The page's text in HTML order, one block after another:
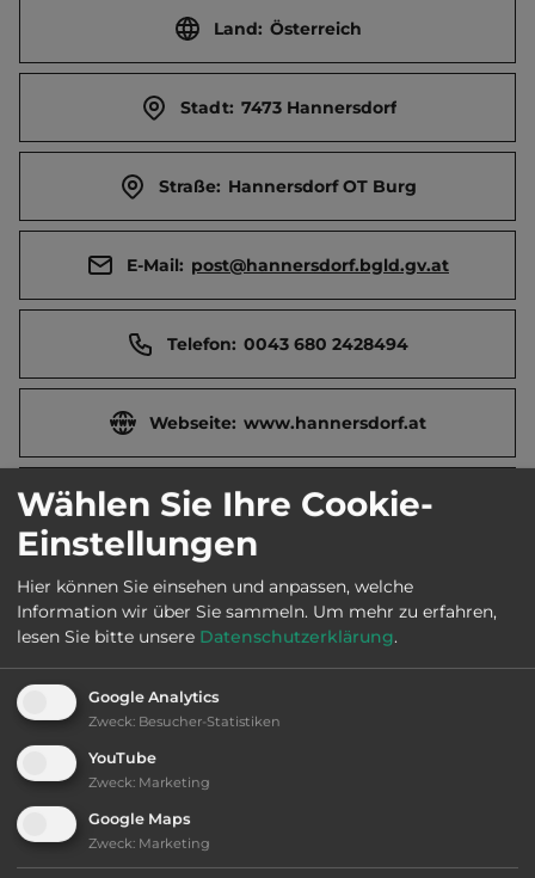
Land: Österreich
Stadt: 7473 Hannersdorf
Straße: Hannersdorf OT Burg
E-Mail: post@hannersdorf.bgld.gv.at
Telefon: 0043 680 2428494
Webseite: www.hannersdorf.at
Fläche: 10.000m2
Öffnungszeiten: Mai bis Sept.
Ausstattung:
Klassifizierung: ausreichend
Wählen Sie Ihre Cookie-
Einstellungen
Hier können Sie einsehen und anpassen, welche
Information wir über Sie sammeln. Um mehr zu erfahren,
lesen Sie bitte unsere Datenschutzerklärung.
Google Analytics
Zweck: Besucher-Statistiken
YouTube
Zweck: Marketing
Google Maps
Zweck: Marketing